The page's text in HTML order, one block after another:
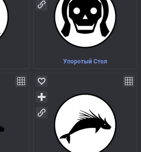
Упоротый Стол